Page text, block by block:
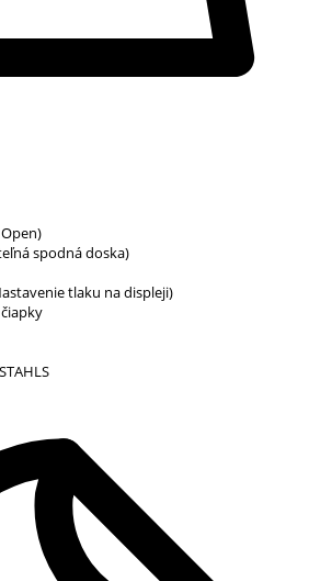
spodná doska)
tlaku na displeji)